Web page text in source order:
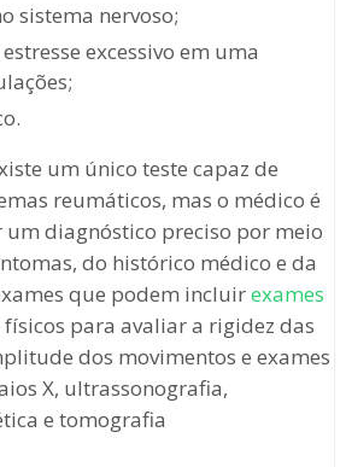
sistema nervoso;
excessivo em uma
um único teste capaz de
reumáticos, mas o médico é
um diagnóstico preciso por meio
do histórico médico e da
que podem incluirexames
físicos para avaliar a rigidez das
dos movimentos e exames
X, ultrassonografia,
e tomografia